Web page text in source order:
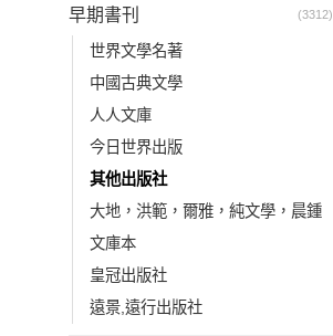
早期書刊 (3312)
世界文學名著
中國古典文學
人人文庫
今日世界出版
其他出版社
大地，洪範，爾雅，純文學，晨鍾
文庫本
皇冠出版社
遠景,遠行出版社